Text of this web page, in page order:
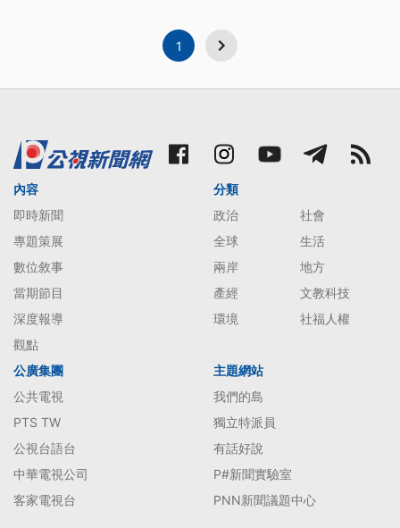
準，就是體重除以身高平方得
1
內容
即時新聞
專題策展
數位敘事
當期節目
深度報導
觀點
分類
政治
社會
全球
生活
兩岸
地方
產經
文教科技
環境
社福人權
公廣集團
公共電視
PTS TW
公視台語台
中華電視公司
客家電視台
主題網站
我們的島
獨立特派員
有話好說
P#新聞實驗室
PNN新聞議題中心